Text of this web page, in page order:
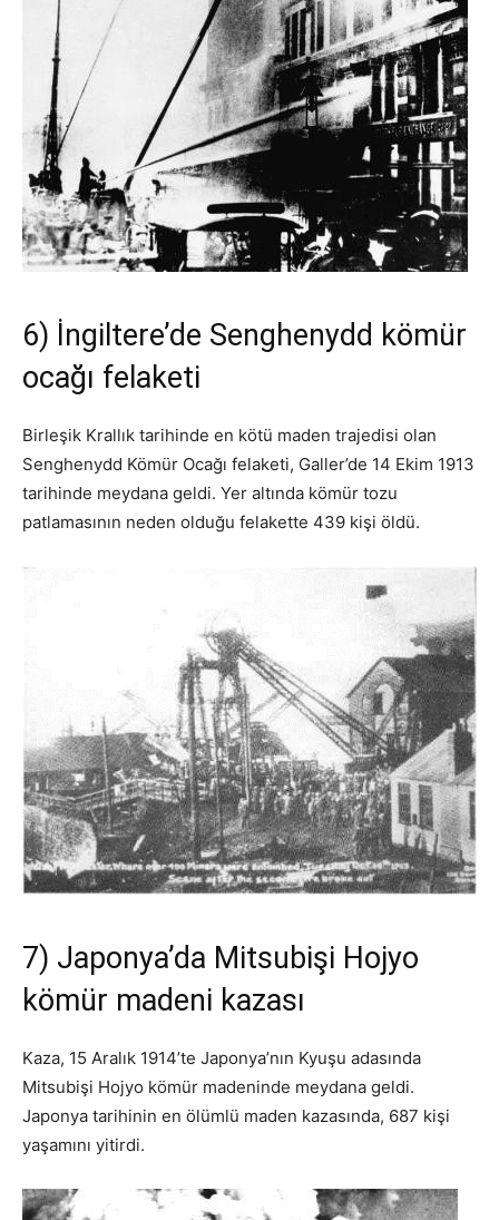
6) İngiltere’de Senghenydd kömür
ocağı felaketi
Birleşik Krallık tarihinde en kötü maden trajedisi olan
Senghenydd Kömür Ocağı felaketi, Galler’de 14 Ekim 1913
tarihinde meydana geldi. Yer altında kömür tozu
patlamasının neden olduğu felakette 439 kişi öldü.
7) Japonya’da Mitsubişi Hojyo
kömür madeni kazası
Kaza, 15 Aralık 1914’te Japonya’nın Kyuşu adasında
Mitsubişi Hojyo kömür madeninde meydana geldi.
Japonya tarihinin en ölümlü maden kazasında, 687 kişi
yaşamını yitirdi.